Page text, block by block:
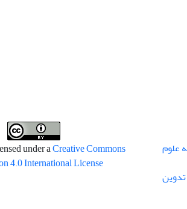
علوم
under aCreative Commons
4.0 International License